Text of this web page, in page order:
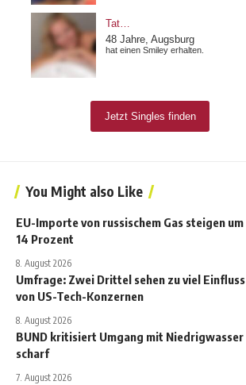
You Might also Like
EU-Importe von russischem Gas steigen um
14 Prozent
8. August 2026
Umfrage: Zwei Drittel sehen zu viel Einfluss
von US-Tech-Konzernen
8. August 2026
BUND kritisiert Umgang mit Niedrigwasser
scharf
7. August 2026